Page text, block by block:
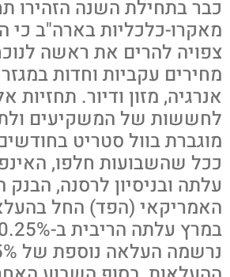
כבר בתחילת השנה הזהירו
מאקרו-כלכליות בארה"ב כי
צפויה להרים את ראשה
מחירים עקביות וחדות
אנרגיה, מזון ודיור. תחזיות
לחששות של המשקיעים
מוגברת בוול סטריט
ככל שהשבועות חלפו,
עלתה ובניסיון לרסנה, הבנק
האמריקאי (הפד) החל